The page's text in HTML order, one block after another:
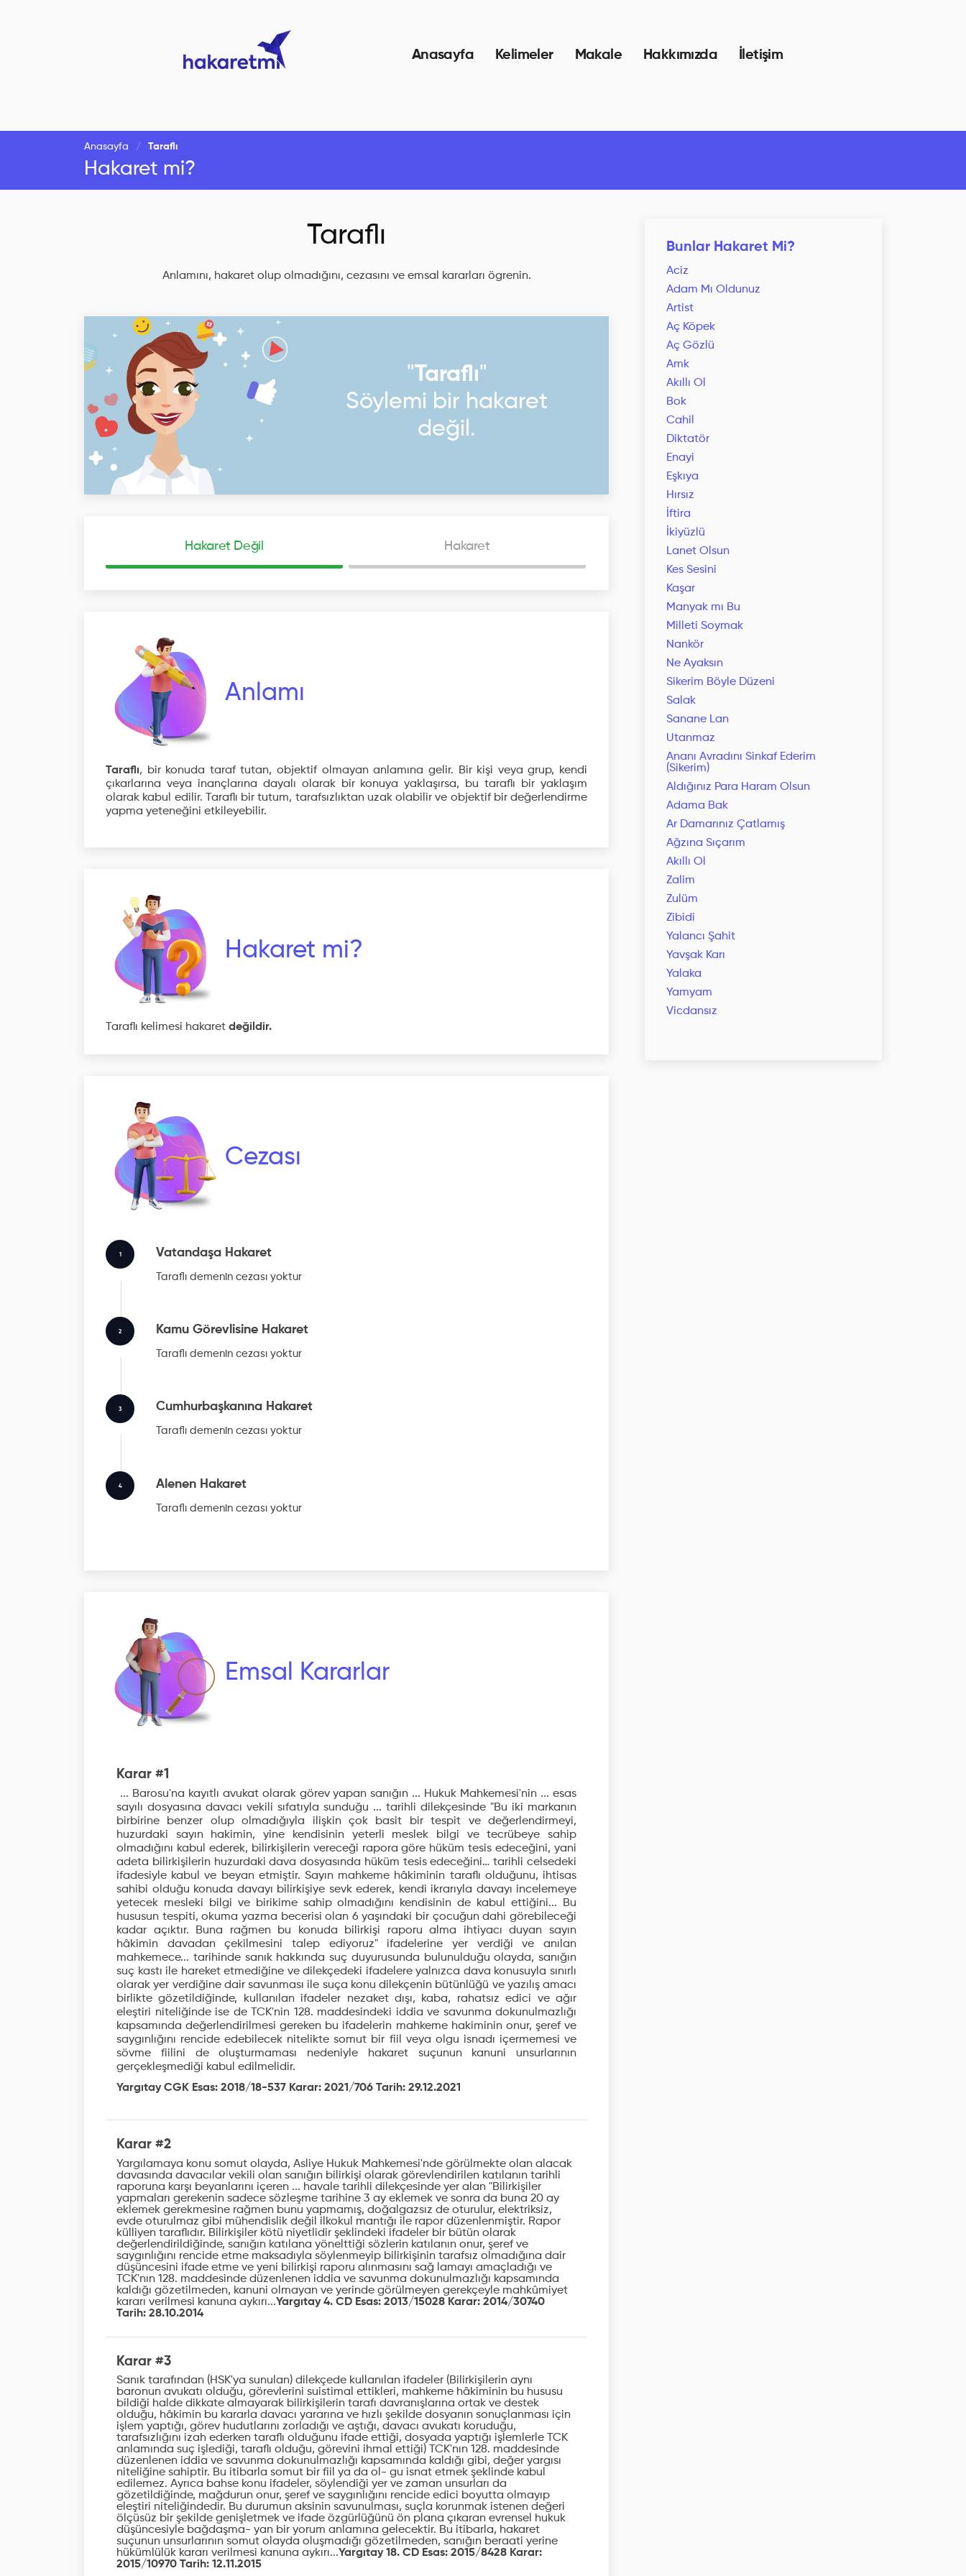
Anasayfa Kelimeler Makale Hakkımızda İletişim
Anasayfa Taraflı
Hakaret mi?
Taraflı
Anlamını, hakaret olup olmadığını, cezasını ve emsal kararları ögrenin.
"Taraflı"
Söylemi bir hakaret
değil.
Hakaret Değil Hakaret
Anlamı
Taraflı, bir konuda taraf tutan, objektif olmayan anlamına gelir. Bir kişi veya grup, kendi
çıkarlarına veya inançlarına dayalı olarak bir konuya yaklaşırsa, bu taraflı bir yaklaşım
olarak kabul edilir. Taraflı bir tutum, tarafsızlıktan uzak olabilir ve objektif bir değerlendirme
yapma yeteneğini etkileyebilir.
Hakaret mi?
Taraflı kelimesi hakaret değildir.
Cezası
1 Vatandaşa Hakaret
Taraflı demenin cezası yoktur
2 Kamu Görevlisine Hakaret
Taraflı demenin cezası yoktur
3 Cumhurbaşkanına Hakaret
Taraflı demenin cezası yoktur
4 Alenen Hakaret
Taraflı demenin cezası yoktur
Emsal Kararlar
Karar #1
... Barosu'na kayıtlı avukat olarak görev yapan sanığın ... Hukuk Mahkemesi'nin ... esas
sayılı dosyasına davacı vekili sıfatıyla sunduğu ... tarihli dilekçesinde "Bu iki markanın
birbirine benzer olup olmadığıyla ilişkin çok basit bir tespit ve değerlendirmeyi,
huzurdaki sayın hakimin, yine kendisinin yeterli meslek bilgi ve tecrübeye sahip
olmadığını kabul ederek, bilirkişilerin vereceği rapora göre hüküm tesis edeceğini, yani
adeta bilirkişilerin huzurdaki dava dosyasında hüküm tesis edeceğini… tarihli celsedeki
ifadesiyle kabul ve beyan etmiştir. Sayın mahkeme hâkiminin taraflı olduğunu, ihtisas
sahibi olduğu konuda davayı bilirkişiye sevk ederek, kendi ikrarıyla davayı incelemeye
yetecek mesleki bilgi ve birikime sahip olmadığını kendisinin de kabul ettiğini... Bu
hususun tespiti, okuma yazma becerisi olan 6 yaşındaki bir çocuğun dahi görebileceği
kadar açıktır. Buna rağmen bu konuda bilirkişi raporu alma ihtiyacı duyan sayın
hâkimin davadan çekilmesini talep ediyoruz" ifadelerine yer verdiği ve anılan
mahkemece... tarihinde sanık hakkında suç duyurusunda bulunulduğu olayda, sanığın
suç kastı ile hareket etmediğine ve dilekçedeki ifadelere yalnızca dava konusuyla sınırlı
olarak yer verdiğine dair savunması ile suça konu dilekçenin bütünlüğü ve yazılış amacı
birlikte gözetildiğinde, kullanılan ifadeler nezaket dışı, kaba, rahatsız edici ve ağır
eleştiri niteliğinde ise de TCK'nin 128. maddesindeki iddia ve savunma dokunulmazlığı
kapsamında değerlendirilmesi gereken bu ifadelerin mahkeme hakiminin onur, şeref ve
saygınlığını rencide edebilecek nitelikte somut bir fiil veya olgu isnadı içermemesi ve
sövme fiilini de oluşturmaması nedeniyle hakaret suçunun kanuni unsurlarının
gerçekleşmediği kabul edilmelidir.
Yargıtay CGK Esas: 2018/18-537 Karar: 2021/706 Tarih: 29.12.2021
Karar #2
Yargılamaya konu somut olayda, Asliye Hukuk Mahkemesi'nde görülmekte olan alacak
davasında davacılar vekili olan sanığın bilirkişi olarak görevlendirilen katılanın tarihli
raporuna karşı beyanlarını içeren ... havale tarihli dilekçesinde yer alan "Bilirkişiler
yapmaları gerekenin sadece sözleşme tarihine 3 ay eklemek ve sonra da buna 20 ay
eklemek gerekmesine rağmen bunu yapmamış, doğalgazsız de oturulur, elektriksiz,
evde oturulmaz gibi mühendislik değil ilkokul mantığı ile rapor düzenlenmiştir. Rapor
külliyen taraflıdır. Bilirkişiler kötü niyetlidir şeklindeki ifadeler bir bütün olarak
değerlendirildiğinde, sanığın katılana yönelttiği sözlerin katılanın onur, şeref ve
saygınlığını rencide etme maksadıyla söylenmeyip bilirkişinin tarafsız olmadığına dair
düşüncesini ifade etme ve yeni bilirkişi raporu alınmasını sağ lamayı amaçladığı ve
TCK'nın 128. maddesinde düzenlenen iddia ve savunma dokunulmazlığı kapsamında
kaldığı gözetilmeden, kanuni olmayan ve yerinde görülmeyen gerekçeyle mahkûmiyet
kararı verilmesi kanuna aykırı...Yargıtay 4. CD Esas: 2013/15028 Karar: 2014/30740
Tarih: 28.10.2014
Karar #3
Sanık tarafından (HSK'ya sunulan) dilekçede kullanılan ifadeler (Bilirkişilerin aynı
baronun avukatı olduğu, görevlerini suistimal ettikleri, mahkeme hâkiminin bu hususu
bildiği halde dikkate almayarak bilirkişilerin tarafı davranışlarına ortak ve destek
olduğu, hâkimin bu kararla davacı yararına ve hızlı şekilde dosyanın sonuçlanması için
işlem yaptığı, görev hudutlarını zorladığı ve aştığı, davacı avukatı koruduğu,
tarafsızlığını izah ederken taraflı olduğunu ifade ettiği, dosyada yaptığı işlemlerle TCK
anlamında suç işlediği, taraflı olduğu, görevini ihmal ettiği) TCK'nın 128. maddesinde
düzenlenen iddia ve savunma dokunulmazlığı kapsamında kaldığı gibi, değer yargısı
niteliğine sahiptir. Bu itibarla somut bir fiil ya da ol- gu isnat etmek şeklinde kabul
edilemez. Ayrıca bahse konu ifadeler, söylendiği yer ve zaman unsurları da
gözetildiğinde, mağdurun onur, şeref ve saygınlığını rencide edici boyutta olmayıp
eleştiri niteliğindedir. Bu durumun aksinin savunulması, suçla korunmak istenen değeri
ölçüsüz bir şekilde genişletmek ve ifade özgürlüğünü ön plana çıkaran evrensel hukuk
düşüncesiyle bağdaşma- yan bir yorum anlamına gelecektir. Bu itibarla, hakaret
suçunun unsurlarının somut olayda oluşmadığı gözetilmeden, sanığın beraati yerine
hükümlülük kararı verilmesi kanuna aykırı...Yargıtay 18. CD Esas: 2015/8428 Karar:
2015/10970 Tarih: 12.11.2015
Bunlar Hakaret Mi?
Aciz
Adam Mı Oldunuz
Artist
Aç Köpek
Aç Gözlü
Amk
Akıllı Ol
Bok
Cahil
Diktatör
Enayi
Eşkıya
Hırsız
İftira
İkiyüzlü
Lanet Olsun
Kes Sesini
Kaşar
Manyak mı Bu
Milleti Soymak
Nankör
Ne Ayaksın
Sikerim Böyle Düzeni
Salak
Sanane Lan
Utanmaz
Ananı Avradını Sinkaf Ederim
(Sikerim)
Aldığınız Para Haram Olsun
Adama Bak
Ar Damarınız Çatlamış
Ağzına Sıçarım
Akıllı Ol
Zalim
Zulüm
Zibidi
Yalancı Şahit
Yavşak Karı
Yalaka
Yamyam
Vicdansız